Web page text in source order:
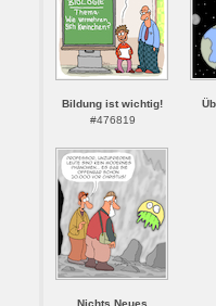
Bildung ist wichtig!
#476819
Nichts Neues